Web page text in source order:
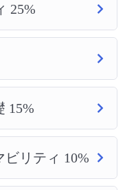
25%
15%
ビリティ 10%